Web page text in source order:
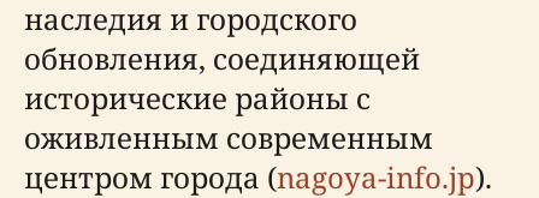
наследия и городского
обновления, соединяющей
исторические районы с
оживленным современным
центром города (nagoya-info.jp).